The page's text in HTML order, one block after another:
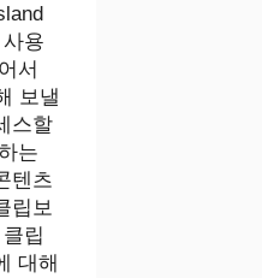
용
서
보낼
스할
는
텐츠
립보
립
대해